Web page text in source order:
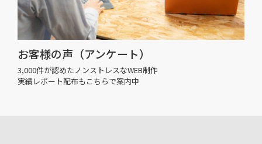
お客様の声（アンケート）
3,000件が認めたノンストレスなWEB制作
実績レポート配布もこちらで案内中